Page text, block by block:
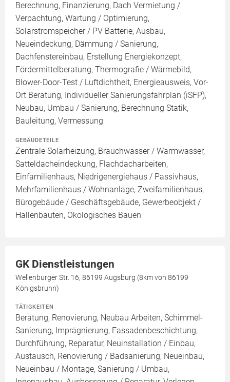
Berechnung, Finanzierung, Dach Vermietung /
Verpachtung, Wartung / Optimierung,
Solarstromspeicher / PV Batterie, Ausbau,
Neueindeckung, Dämmung / Sanierung,
Dachfenstereinbau, Erstellung Energiekonzept,
Fördermittelberatung, Thermografie / Wärmebild,
Blower-Door-Test / Luftdichtheit, Energieausweis, Vor-
Ort Beratung, Individueller Sanierungsfahrplan (iSFP),
Neubau, Umbau / Sanierung, Berechnung Statik,
Bauleitung, Vermessung
GEBÄUDETEILE
Zentrale Solarheizung, Brauchwasser / Warmwasser,
Satteldacheindeckung, Flachdacharbeiten,
Einfamilienhaus, Niedrigenergiehaus / Passivhaus,
Mehrfamilienhaus / Wohnanlage, Zweifamilienhaus,
Bürogebäude / Geschäftsgebäude, Gewerbeobjekt /
Hallenbauten, Ökologisches Bauen
GK Dienstleistungen
Wellenburger Str. 16, 86199 Augsburg (8km von 86199
Königsbrunn)
TÄTIGKEITEN
Beratung, Renovierung, Neubau Arbeiten, Schimmel-
Sanierung, Imprägnierung, Fassadenbeschichtung,
Durchführung, Reparatur, Neuinstallation / Einbau,
Austausch, Renovierung / Badsanierung, Neueinbau,
Neueinbau / Montage, Sanierung / Umbau,